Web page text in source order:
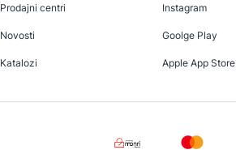
Prodajni centri
Novosti
Katalozi
Instagram
Goolge Play
Apple App Store